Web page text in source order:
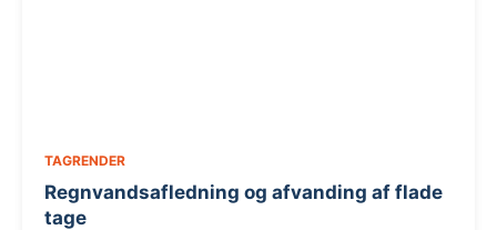
TAGRENDER
Regnvandsafledning og afvanding af flade
tage